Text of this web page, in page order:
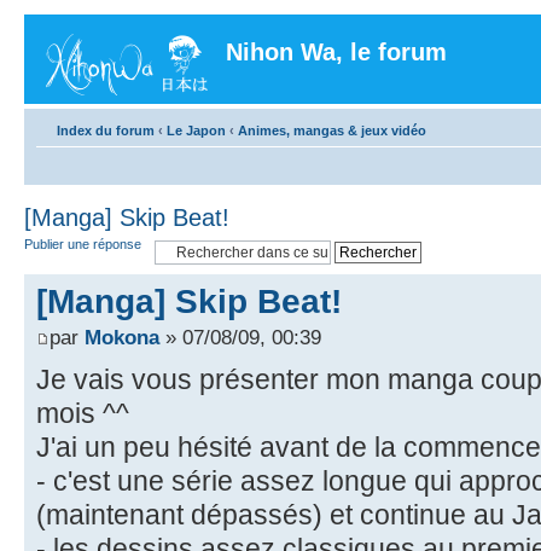
Nihon Wa, le forum
Index du forum ‹ Le Japon ‹ Animes, mangas & jeux vidéo
[Manga] Skip Beat!
Publier une réponse
[Manga] Skip Beat!
par Mokona» 07/08/09, 00:39
Je vais vous présenter mon manga
mois ^^
J'ai un peu hésité avant de la
- c'est une série assez longue qui
(maintenant dépassés) et continue au